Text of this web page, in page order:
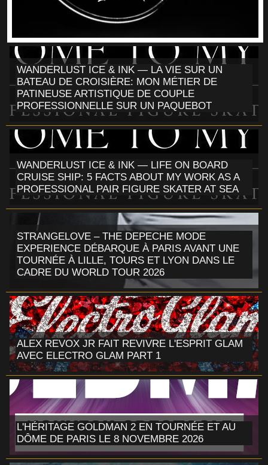
WANDERLUST ICE & INK — LA VIE SUR UN
BATEAU DE CROISIÈRE: MON MÉTIER DE
PATINEUSE ARTISTIQUE DE COUPLE
PROFESSIONNELLE SUR UN PAQUEBOT
WANDERLUST ICE & INK — LIFE ON BOARD
CRUISE SHIP: 5 FACTS ABOUT MY WORK AS A
PROFESSIONAL PAIR FIGURE SKATER AT SEA
STRANGELOVE – THE DEPECHE MODE
EXPERIENCE DÉBARQUE À PARIS AVANT UNE
TOURNÉE À LILLE, TOURS ET LYON DANS LE
CADRE DU WORLD TOUR 2026
ALEX REVOX JR FAIT REVIVRE L'ESPRIT GLAM
AVEC ELECTRO GLAM PART 1
L'HÉRITAGE GOLDMAN 2 EN TOURNÉE ET AU
DÔME DE PARIS LE 8 NOVEMBRE 2026